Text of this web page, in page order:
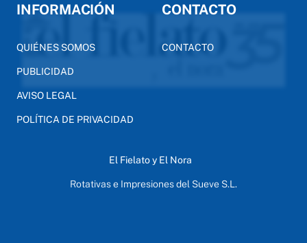
INFORMACIÓN
QUIÉNES SOMOS
PUBLICIDAD
AVISO LEGAL
POLÍTICA DE PRIVACIDAD
CONTACTO
CONTACTO
El Fielato y El Nora
Rotativas e Impresiones del Sueve S.L.